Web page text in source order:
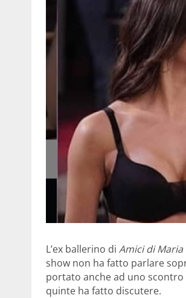
L’ex ballerino di Amici di Maria
show non ha fatto parlare
portato anche ad uno scontro
quinte ha fatto discutere.